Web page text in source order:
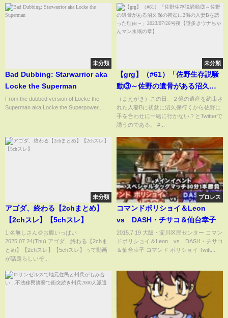
未分類
Bad Dubbing: Starwarrior aka
Locke the Superman
From the dubbed version of Locke the
Superman aka Locke the Superpower...
未分類
【grg】（#61）「佐野生存説騒
動③～佐野の遺骨がある沼久保
の初盆に2億の人妻Bを誘った理
由～」2023/07/26号夜【謎多き
ウナちゃんマン永眠の章】
（まえがき）この日、２億の遺産を約束さ
れた人妻Bに初盆に沼久保行くから佐野に
手を合わせに一緒に行かない？とTwitterで
誘うのである。 #...
未分類
アゴダ、終わる【2chまとめ】
【2chスレ】【5chスレ】
1:名無しさん＠お腹いっぱい
2025.07.24(Thu) アゴダ、終わる【2chま
とめ】【2chスレ】【5chスレ】って動画
が話題らしいぞ...
プロレス
コマンドボリショイ＆Leon
vs DASH・チサコ＆仙台幸子
2015.7.19 大阪・淀川区民センター コマン
ドボリショイ＆Leon vs DASH・チサコ
＆仙台幸子 コマンド ボリショイ Twitt...